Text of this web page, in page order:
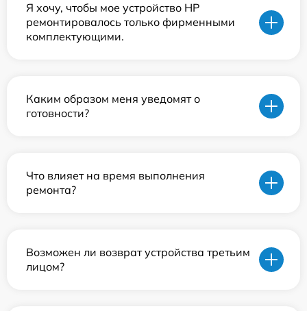
Я хочу, чтобы мое устройство HP
ремонтировалось только фирменными
комплектующими.
Каким образом меня уведомят о
готовности?
Что влияет на время выполнения
ремонта?
Возможен ли возврат устройства третьим
лицом?